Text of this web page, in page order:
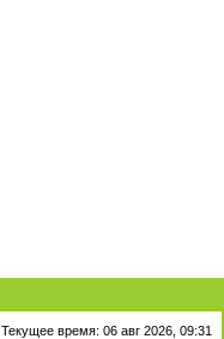
Текущее время: 06 авг 2026, 09:31